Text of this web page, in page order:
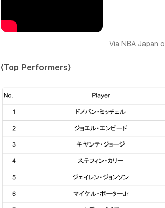
Via NBA Japan
〈Top Performers〉